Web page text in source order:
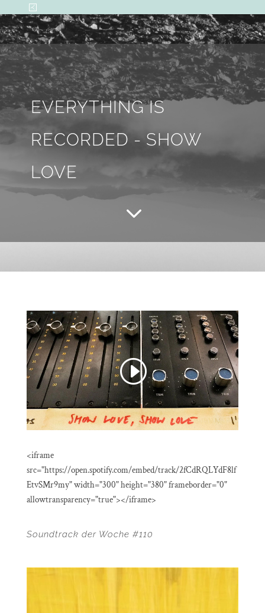
EVERYTHING IS
RECORDED - SHOW
LOVE
3
<iframe
src="https://open.spotify.com/embed/track/2fCdRQLYdF8lf
EtvSMr9my" width="300" height="380" frameborder="0"
allowtransparency="true"></iframe>
Soundtrack der Woche #110